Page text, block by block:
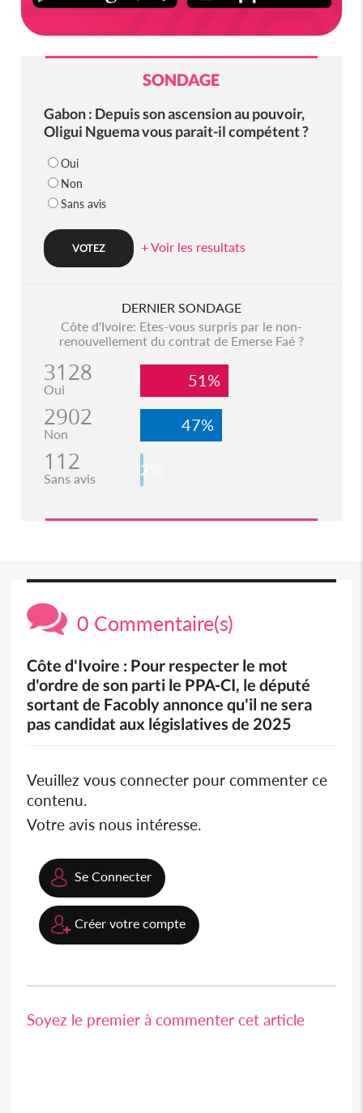
SONDAGE
Gabon : Depuis son ascension au pouvoir,
Oligui Nguema vous parait-il compétent ?
Oui
Non
Sans avis
+ Voir les resultats
DERNIER SONDAGE
Côte d'Ivoire: Etes-vous surpris par le non-
renouvellement du contrat de Emerse Faé ?
3128
Oui 51%
2902
Non 47%
112
Sans avis 2%
0 Commentaire(s)
Côte d'Ivoire : Pour respecter le mot
d'ordre de son parti le PPA-CI, le député
sortant de Facobly annonce qu'il ne sera
pas candidat aux législatives de 2025
Veuillez vous connecter pour commenter ce
contenu.
Votre avis nous intéresse.
Se Connecter
Créer votre compte
Soyez le premier à commenter cet article